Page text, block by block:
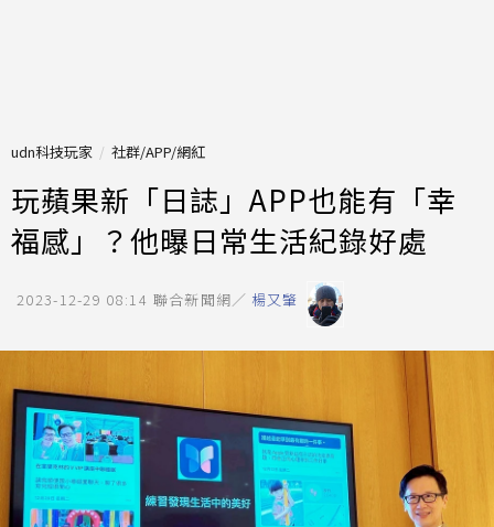
udn科技玩家 社群/APP/網紅
玩蘋果新「日誌」APP也能有「幸
福感」？他曝日常生活紀錄好處
2023-12-29 08:14 聯合新聞網／ 楊又肇